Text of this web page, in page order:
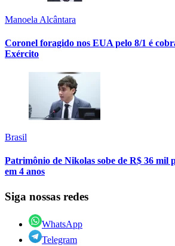
Manoela Alcântara
Coronel foragido nos EUA pelo 8/1 é
Exército
Brasil
Patrimônio de Nikolas sobe de R$ 36 mil
em 4 anos
Siga nossas redes
WhatsApp
Telegram